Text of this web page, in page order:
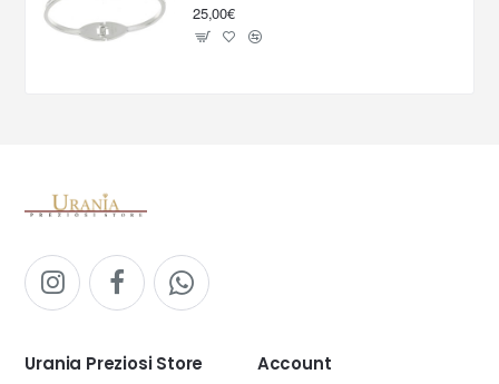
25,00€
Urania Preziosi Store Account